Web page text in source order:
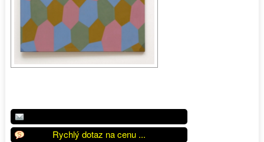
Rychlý dotaz na cenu ...